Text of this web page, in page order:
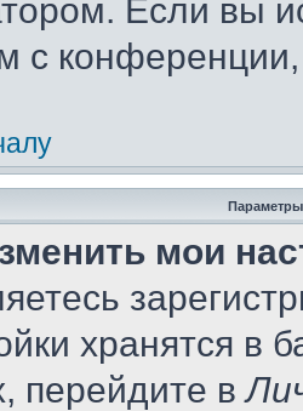
Если вы
с
Параметры
мои
хранятся в
перейдите в